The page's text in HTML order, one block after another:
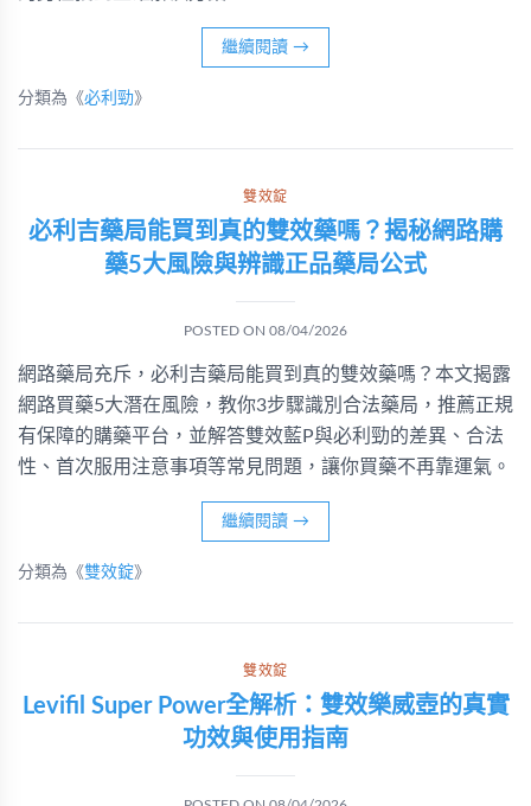
繼續閱讀 →
分類為《必利勁》
雙效錠
必利吉藥局能買到真的雙效藥嗎？揭秘網路購
藥5大風險與辨識正品藥局公式
POSTED ON 08/04/2026
網路藥局充斥，必利吉藥局能買到真的雙效藥嗎？本文揭露
網路買藥5大潛在風險，教你3步驟識別合法藥局，推薦正規
有保障的購藥平台，並解答雙效藍P與必利勁的差異、合法
性、首次服用注意事項等常見問題，讓你買藥不再靠運氣。
繼續閱讀 →
分類為《雙效錠》
雙效錠
Levifil Super Power全解析：雙效樂威壺的真實
功效與使用指南